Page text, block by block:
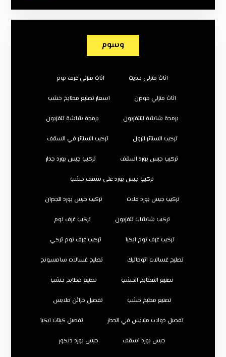
وسوم
اثاث منزلي حديث اثاث منزلي غرف نوم
اثاث منزلي مودرن اسعار تصنيع مطابخ خشب
برمجة شاشة التلفزيون برمجة شاشة تلفزيون
تركيب الستائر الرول تركيب الستائر في السقف
تركيب جبس بورد اسقف تركيب جبس بورد جدار
تركيب جبس بورد على سقف خشب
تركيب جبس بورد فلات تركيب جبس بورد للجدران
تركيب شاشات تلفزيون تركيب غرف نوم
تركيب غرف نوم ايكيا تركيب غرف نوم تركي
تصليح غسالات اتوماتيك تصليح غسالات سامسونج
تصنيع المطابخ الخشب تصنيع مطابخ خشب
تصنيع مطبخ خشب تفصيل خزائن ملابس
تفصيل دولاب ملابس في الجدار تفصيل كبتات ايكيا
جبس بورد اسقف جبس بورد ديكور